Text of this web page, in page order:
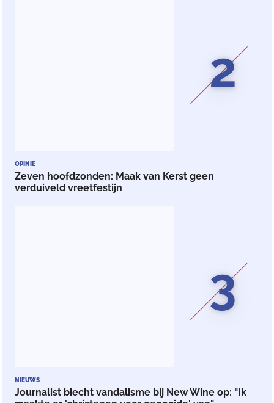
2
OPINIE
Zeven hoofdzonden: Maak van Kerst geen
verduiveld vreetfestijn
3
NIEUWS
Journalist biecht vandalisme bij New Wine op: "Ik